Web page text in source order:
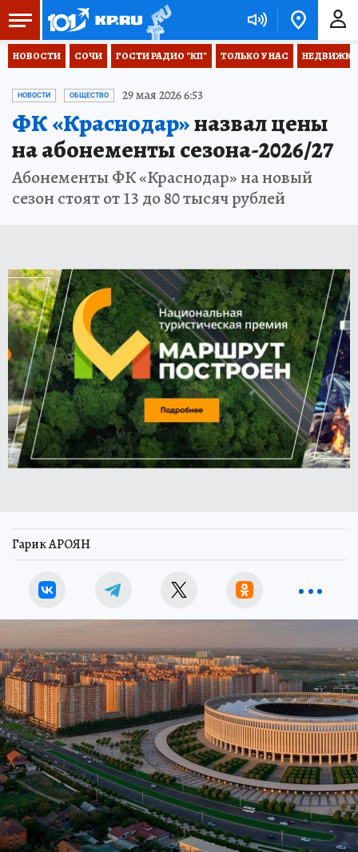
НОВОСТИ СОЧИ ГОСТИ РАДИО "КП" ТОЛЬКО У НАС НЕДВИЖКА
НОВОСТИ ОБЩЕСТВО 29 мая 2026 6:53
ФК «Краснодар»назвал цены
на абонементы сезона-2026/27
Абонементы ФК «Краснодар» на новый
сезон стоят от 13 до 80 тысяч рублей
Гарик АРОЯН